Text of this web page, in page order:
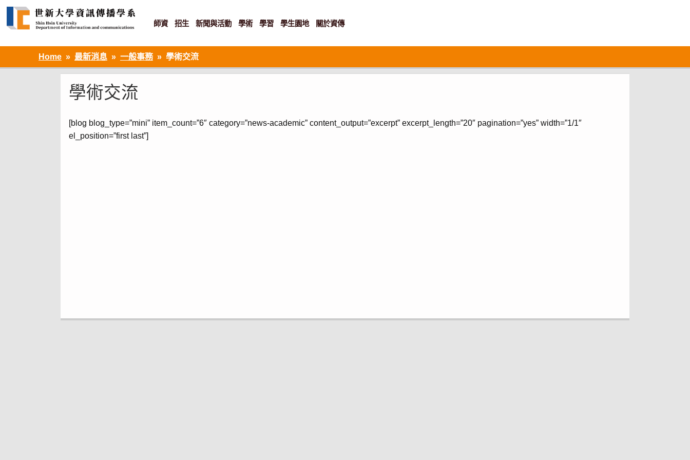
資訊設計 ‧ 知識加值 ‧ 網路傳播
師資 招生 新聞與活動 學術 學習 學生園地 關於資傳
Home 最新消息 一般事務 學術交流
學術交流
[blog blog_type=”mini” item_count=”6″ category=”news-academic” content_output=”excerpt” excerpt_length=”20″ pagination=”yes” width=”1/1″
el_position=”first last”]